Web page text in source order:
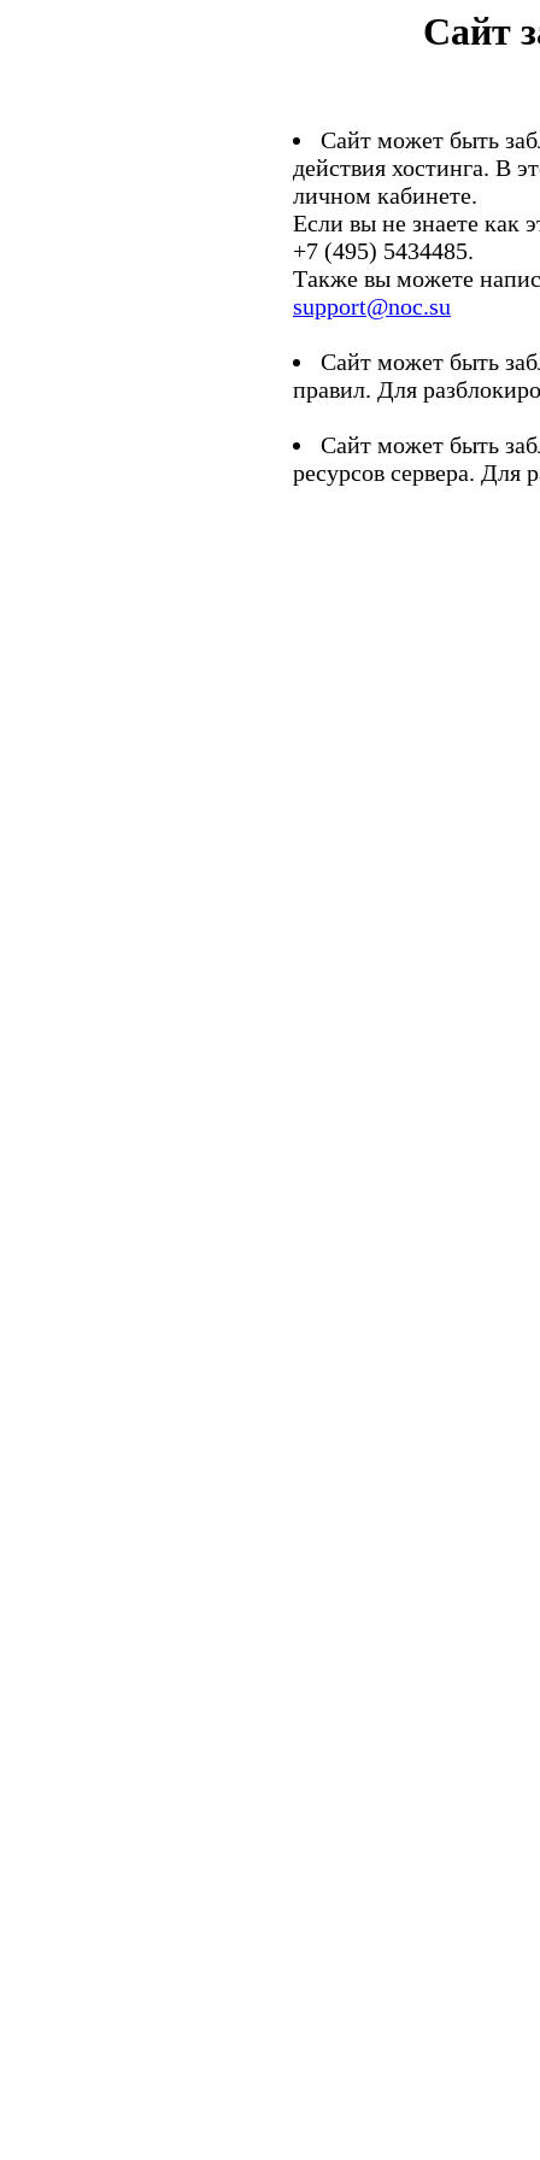
Сайт
Сайт может быть
действия хостинга. В
личном кабинете.
Если вы не знаете как
+7 (495) 5434485.
Также вы можете
support@noc.su
Сайт может быть
правил. Для
Сайт может быть
ресурсов сервера. Для